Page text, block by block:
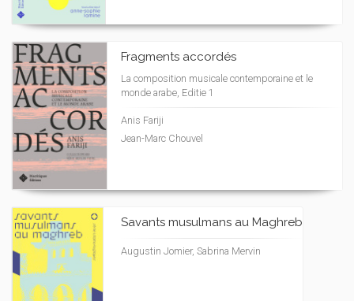
Fragments accordés
La composition musicale contemporaine et le
monde arabe, Editie 1
Anis Fariji
Jean-Marc Chouvel
Savants musulmans au Maghreb
Augustin Jomier, Sabrina Mervin